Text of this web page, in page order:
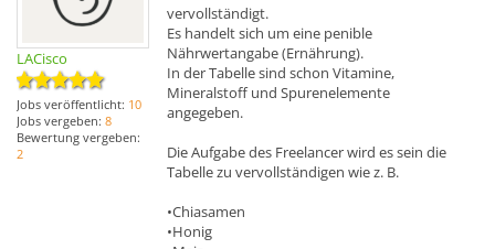
LACisco
Jobs veröffentlicht: 10
Jobs vergeben: 8
Bewertung vergeben:
2
vervollständigt.
Es handelt sich um eine penible
Nährwertangabe (Ernährung).
In der Tabelle sind schon Vitamine,
Mineralstoff und Spurenelemente
angegeben.
Die Aufgabe des Freelancer wird es sein die
Tabelle zu vervollständigen wie z. B.
•Chiasamen
•Honig